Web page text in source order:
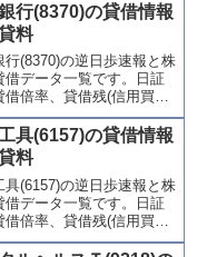
行(8370)の貸借情報
料
行(8370)の逆日歩速報と株
借データ一覧です。日証
借倍率、貸借残(信用買
用売残)、品貸料(逆日
証の週末残高、規制(注意
申込停止)など、空売り関
を集計し、図解でわかり
まとめて掲載していま
具(6157)の貸借情報
料
具(6157)の逆日歩速報と株
借データ一覧です。日証
借倍率、貸借残(信用買
用売残)、品貸料(逆日